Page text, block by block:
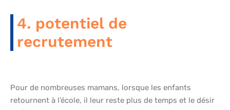
4. potentiel de
recrutement
Pour de nombreuses mamans, lorsque les enfants
retournent à l’école, il leur reste plus de temps et le désir